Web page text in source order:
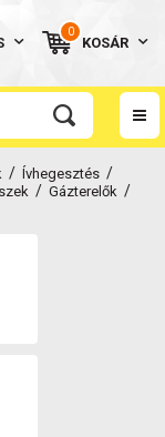
0
KOSÁR
/ Ívhegesztés /
/ Gázterelők /